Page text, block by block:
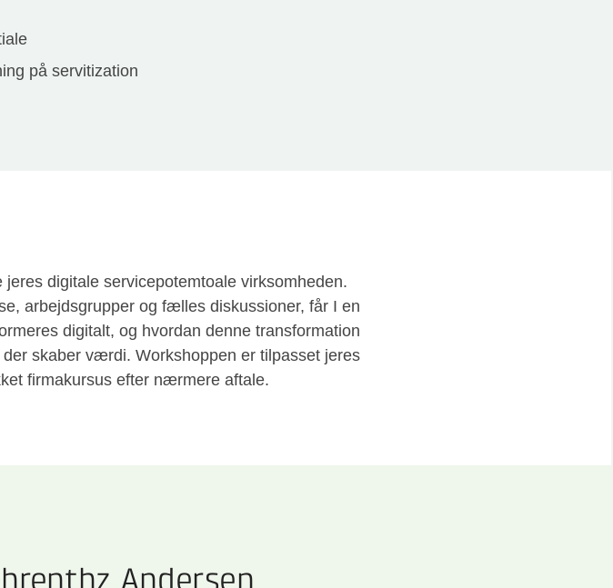
på servitization
digitale servicepotemtoale virksomheden.
arbejdsgrupper og fælles diskussioner, får I en
digitalt, og hvordan denne transformation
skaber værdi. Workshoppen er tilpasset jeres
firmakursus efter nærmere aftale.
Andersen